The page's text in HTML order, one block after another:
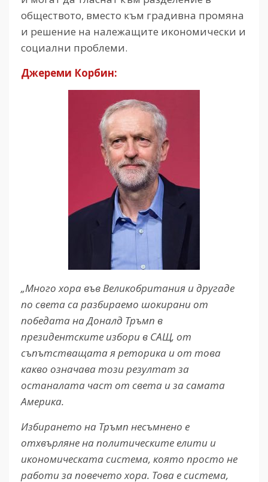
обществото, вместо към градивна промяна
и решение на належащите икономически и
социални проблеми.
Джереми Корбин:
„Много хора във Великобритания и другаде
по света са разбираемо шокирани от
победата на Доналд Тръмп в
президентските избори в САЩ, от
съпътстващата я реторика и от това
какво означава този резултат за
останалата част от света и за самата
Америка.
Избирането на Тръмп несъмнено е
отхвърляне на политическите елити и
икономическата система, която просто не
работи за повечето хора. Това е система,